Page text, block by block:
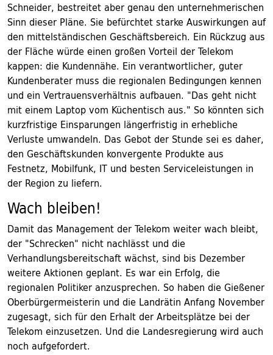
Schneider, bestreitet aber genau den unternehmerischen
Sinn dieser Pläne. Sie befürchtet starke Auswirkungen auf
den mittelständischen Geschäftsbereich. Ein Rückzug aus
der Fläche würde einen großen Vorteil der Telekom
kappen: die Kundennähe. Ein verantwortlicher, guter
Kundenberater muss die regionalen Bedingungen kennen
und ein Vertrauensverhältnis aufbauen. "Das geht nicht
mit einem Laptop vom Küchentisch aus." So könnten sich
kurzfristige Einsparungen längerfristig in erhebliche
Verluste umwandeln. Das Gebot der Stunde sei es daher,
den Geschäftskunden konvergente Produkte aus
Festnetz, Mobilfunk, IT und besten Serviceleistungen in
der Region zu liefern.
Wach bleiben!
Damit das Management der Telekom weiter wach bleibt,
der "Schrecken" nicht nachlässt und die
Verhandlungsbereitschaft wächst, sind bis Dezember
weitere Aktionen geplant. Es war ein Erfolg, die
regionalen Politiker anzusprechen. So haben die Gießener
Oberbürgermeisterin und die Landrätin Anfang November
zugesagt, sich für den Erhalt der Arbeitsplätze bei der
Telekom einzusetzen. Und die Landesregierung wird auch
noch aufgefordert.